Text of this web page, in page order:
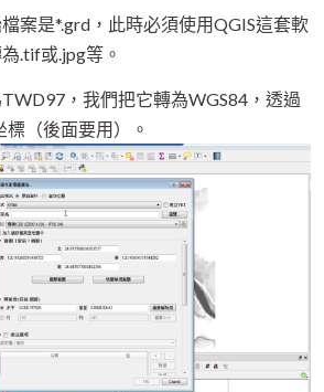
案是*.grd，此時必須使用QGIS這套軟
.tif或.jpg等。
，我們把它轉為WGS84，透過
（後面要用）。